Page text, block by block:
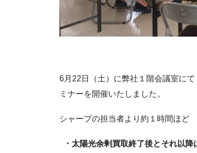
6月22日（土）に弊社１階会議室に
ミナーを開催いたしました。
シャープの担当者より約１時間ほど
・太陽光余剰買取終了後とそれ以降